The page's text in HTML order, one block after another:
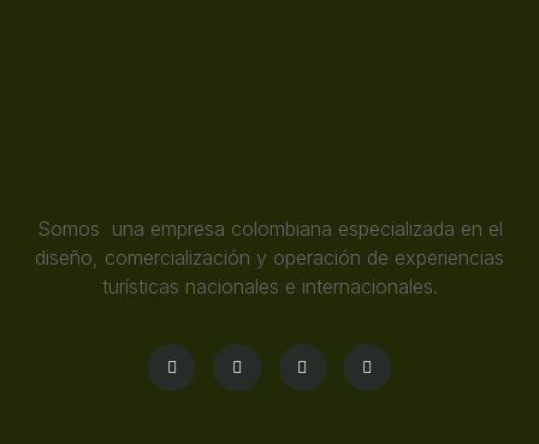
Somos una empresa colombiana especializada en el
diseño, comercialización y operación de experiencias
turísticas nacionales e internacionales.